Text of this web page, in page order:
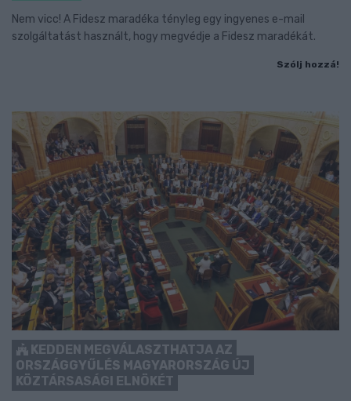
Nem vicc! A Fidesz maradéka tényleg egy ingyenes e-mail
szolgáltatást használt, hogy megvédje a Fidesz maradékát.
Szólj hozzá!
KEDDEN MEGVÁLASZTHATJA AZ
ORSZÁGGYŰLÉS MAGYARORSZÁG ÚJ
KÖZTÁRSASÁGI ELNÖKÉT